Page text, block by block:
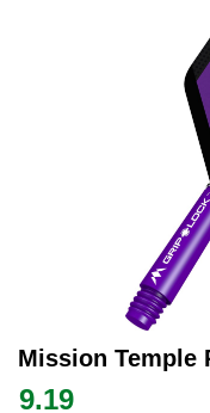
Mission Temple
9.19